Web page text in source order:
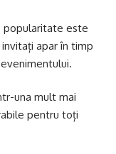
popularitate este
apar în timp
una mult mai
pentru toți